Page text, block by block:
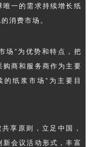
一的需求持续增长纸
消费市场。
场”为优势和特点，把
商和服务商作为主要
纸浆市场”为主要目
享原则，立足中国，
会议活动形式，丰富